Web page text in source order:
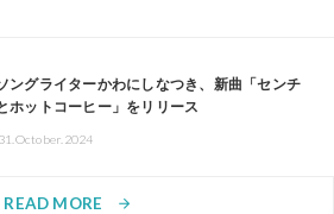
ングライターかわにしなつき、新曲「センチ
ホットコーヒー」をリリース
31.October.2024
READ MORE arrow_forward